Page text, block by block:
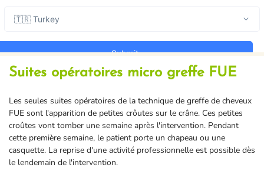
Suites opératoires micro greffe FUE
Les seules suites opératoires de la technique de greffe de cheveux
FUE sont l'apparition de petites crôutes sur le crâne. Ces petites
croûtes vont tomber une semaine après l'intervention. Pendant
cette première semaine, le patient porte un chapeau ou une
casquette. La reprise d'une activité professionnelle est possible dès
le lendemain de l'intervention.